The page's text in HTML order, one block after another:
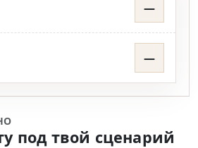
—
—
под твой сценарий